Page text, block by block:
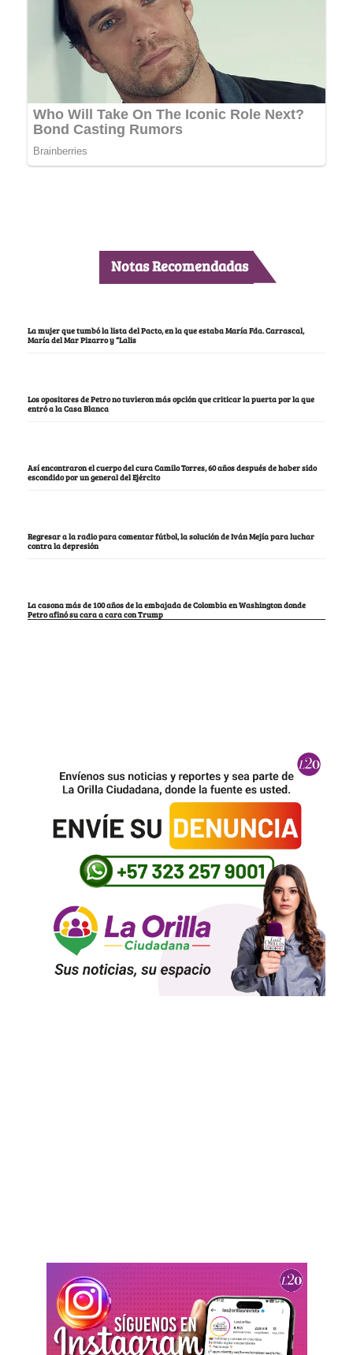
Notas Recomendadas
La mujer que tumbó la lista del Pacto, en la que estaba María Fda. Carrascal,
María del Mar Pizarro y “Lalis
Los opositores de Petro no tuvieron más opción que criticar la puerta por la que
entró a la Casa Blanca
Así encontraron el cuerpo del cura Camilo Torres, 60 años después de haber sido
escondido por un general del Ejército
Regresar a la radio para comentar fútbol, la solución de Iván Mejía para luchar
contra la depresión
La casona más de 100 años de la embajada de Colombia en Washington donde
Petro afinó su cara a cara con Trump